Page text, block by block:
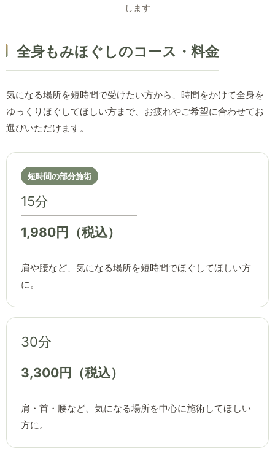
します
全身もみほぐしのコース・料金
気になる場所を短時間で受けたい方から、時間をかけて全身を
ゆっくりほぐしてほしい方まで、お疲れやご希望に合わせてお
選びいただけます。
短時間の部分施術
15分
1,980円（税込）
肩や腰など、気になる場所を短時間でほぐしてほしい方
に。
30分
3,300円（税込）
肩・首・腰など、気になる場所を中心に施術してほしい
方に。